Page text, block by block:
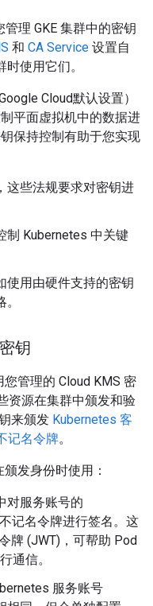
理 GKE 集群中的密钥
和 CA Service 设置自
使用它们。
Cloud默认设置）
平面虚拟机中的数据进
保持控制有助于您实现
这些法规要求对密钥进
制 Kubernetes 中关键
使用由硬件支持的密钥
钥
管理的 Cloud KMS 密
资源在集群中颁发和验
来颁发 Kubernetes 客
记名令牌。
发身份时使用：
对服务账号的
记名令牌进行签名。这
牌 (JWT)，可帮助 Pod
通信。
服务账号